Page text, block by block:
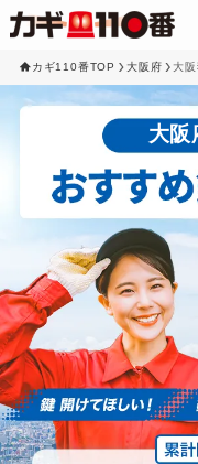
カギ110番TOP 大阪府 大
大阪